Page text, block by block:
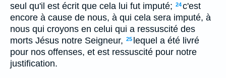
seul qu'il est écrit que cela lui fut imputé; 24c'est
encore à cause de nous, à qui cela sera imputé, à
nous qui croyons en celui qui a ressuscité des
morts Jésus notre Seigneur, 25 lequel a été livré
pour nos offenses, et est ressuscité pour notre
justification.